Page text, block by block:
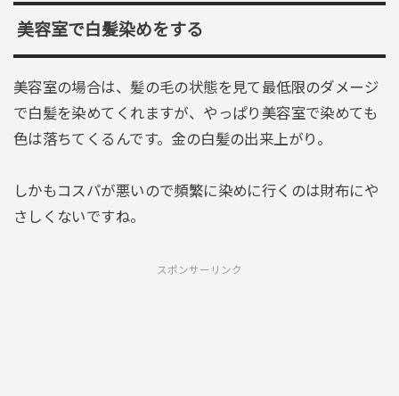
美容室で白髪染めをする
美容室の場合は、髪の毛の状態を見て最低限のダメージ
で白髪を染めてくれますが、やっぱり美容室で染めても
色は落ちてくるんです。金の白髪の出来上がり。
しかもコスパが悪いので頻繁に染めに行くのは財布にや
さしくないですね。
スポンサーリンク